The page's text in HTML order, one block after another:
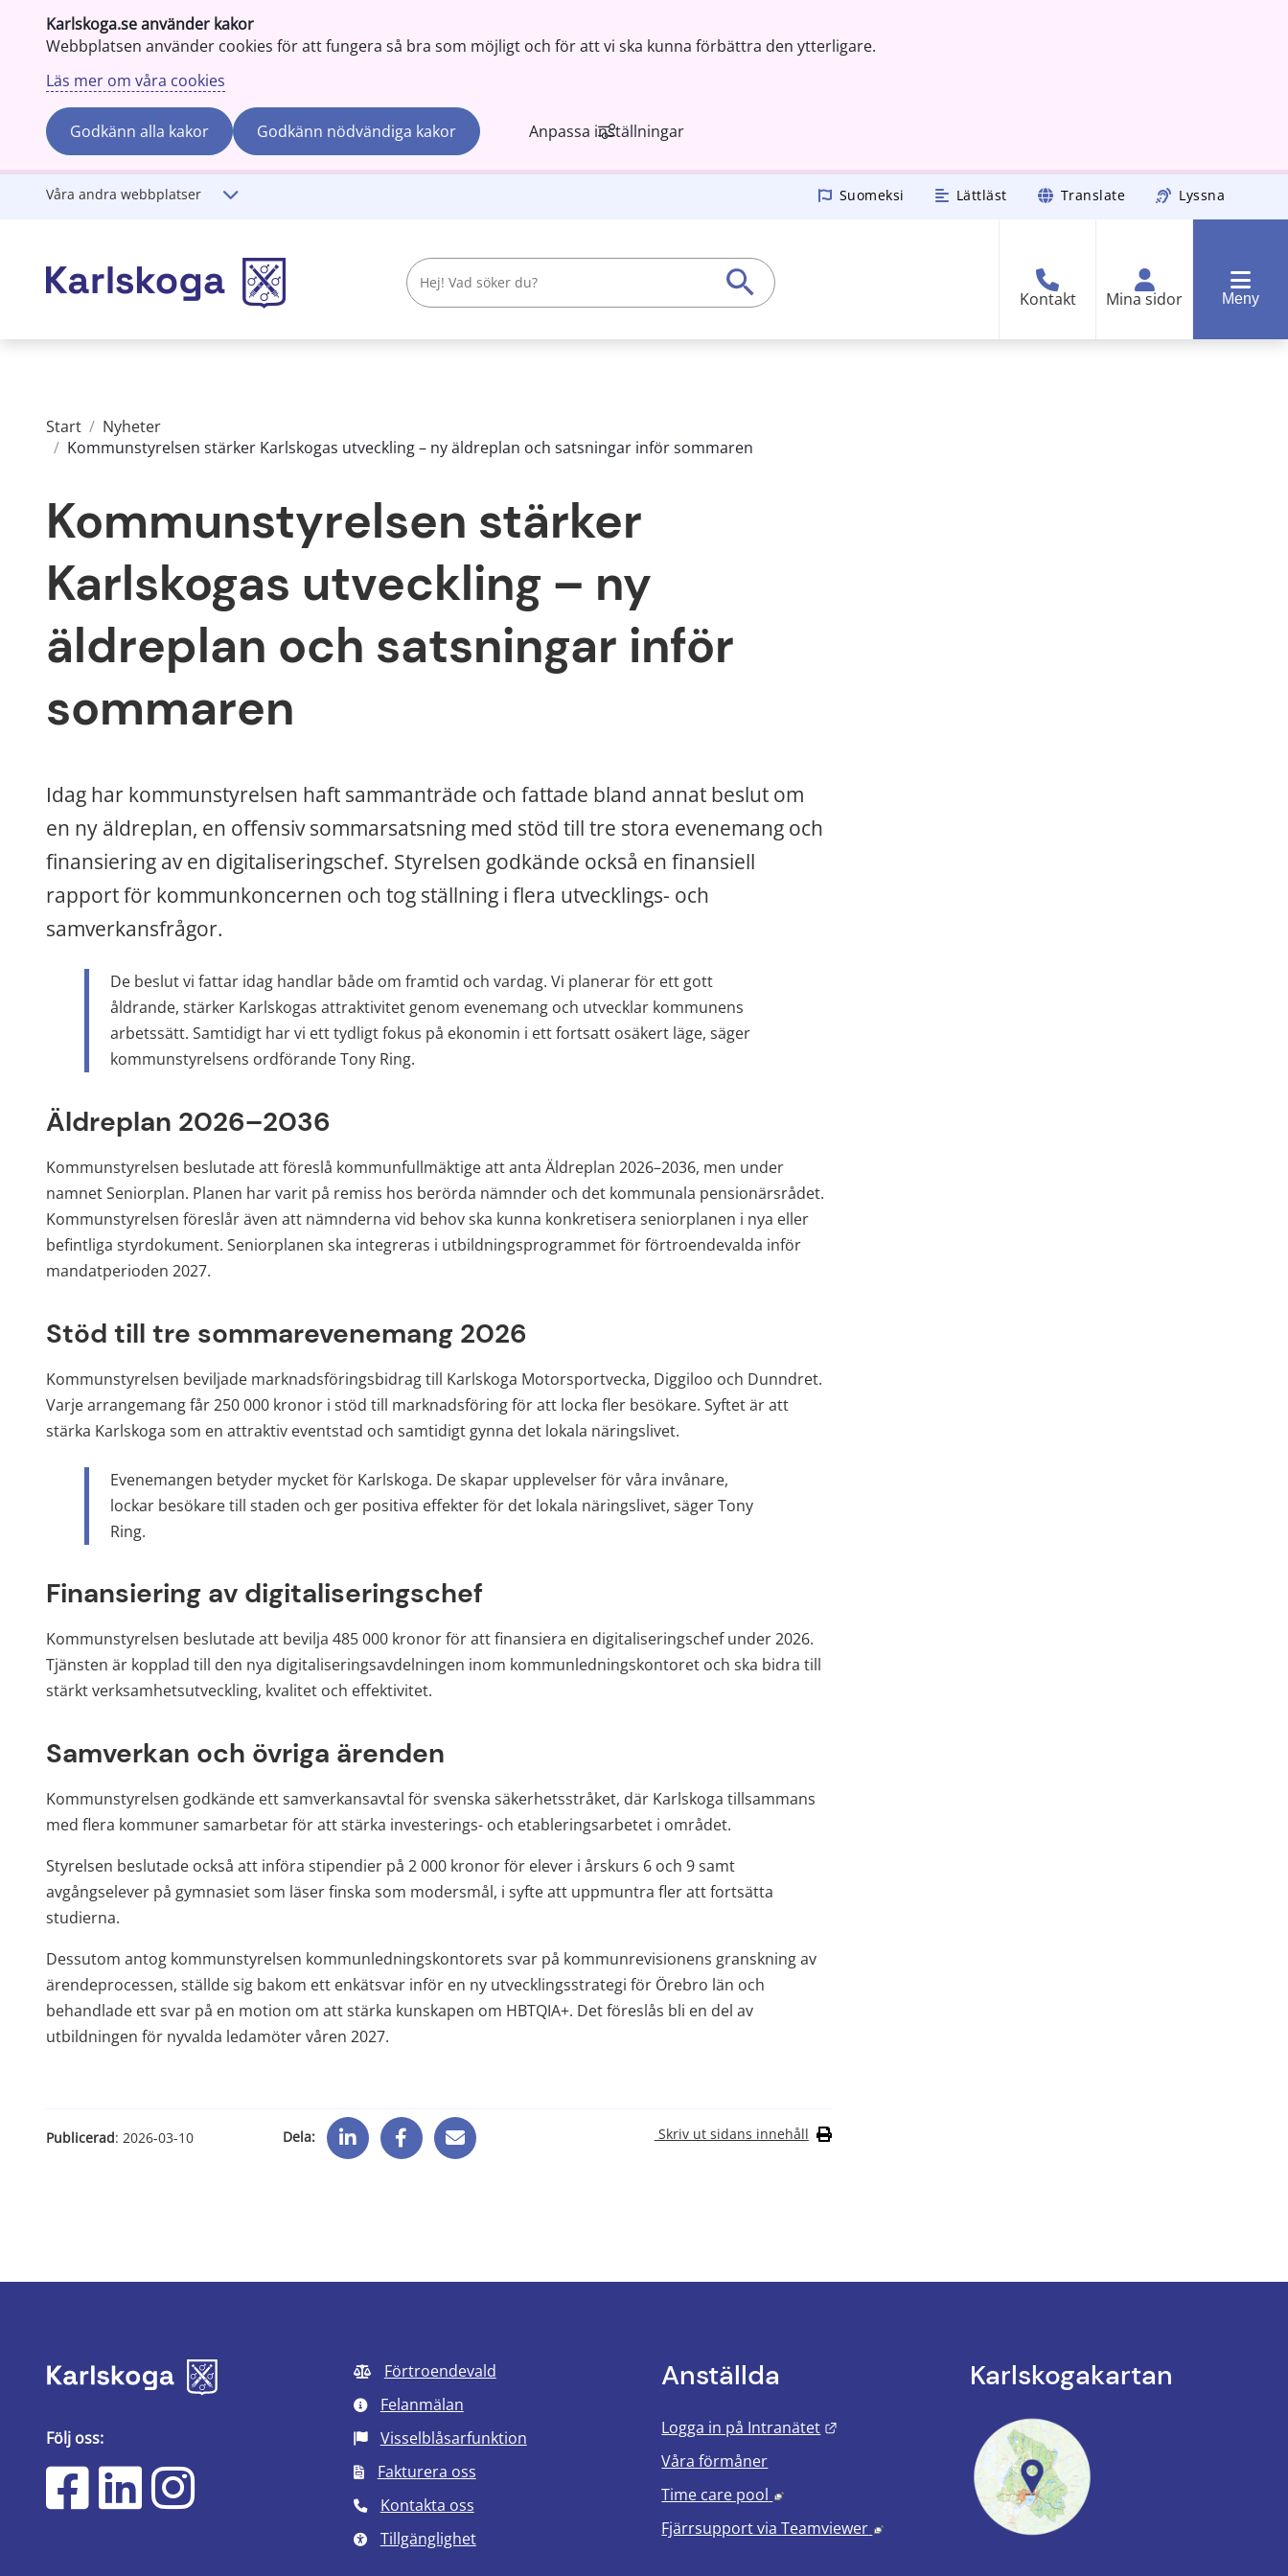
Karlskoga.se använder kakor
Webbplatsen använder cookies för att fungera så bra som möjligt och för att vi ska kunna förbättra den ytterligare.
Läs mer om våra cookies
Godkänn alla kakor Godkänn nödvändiga kakor Anpassa inställningar
Gå till innehåll
Våra andra webbplatser Suomeksi Lättläst Translate Lyssna
Kontakt Mina sidor Meny
Start / Nyheter
/ Kommunstyrelsen stärker Karlskogas utveckling – ny äldreplan och satsningar inför sommaren
Kommunstyrelsen stärker
Karlskogas utveckling – ny
äldreplan och satsningar inför
sommaren
Idag har kommunstyrelsen haft sammanträde och fattade bland annat beslut om
en ny äldreplan, en offensiv sommarsatsning med stöd till tre stora evenemang och
finansiering av en digitaliseringschef. Styrelsen godkände också en finansiell
rapport för kommunkoncernen och tog ställning i flera utvecklings- och
samverkansfrågor.
De beslut vi fattar idag handlar både om framtid och vardag. Vi planerar för ett gott
åldrande, stärker Karlskogas attraktivitet genom evenemang och utvecklar kommunens
arbetssätt. Samtidigt har vi ett tydligt fokus på ekonomin i ett fortsatt osäkert läge, säger
kommunstyrelsens ordförande Tony Ring.
Äldreplan 2026–2036
Kommunstyrelsen beslutade att föreslå kommunfullmäktige att anta Äldreplan 2026–2036, men under
namnet Seniorplan. Planen har varit på remiss hos berörda nämnder och det kommunala pensionärsrådet.
Kommunstyrelsen föreslår även att nämnderna vid behov ska kunna konkretisera seniorplanen i nya eller
befintliga styrdokument. Seniorplanen ska integreras i utbildningsprogrammet för förtroendevalda inför
mandatperioden 2027.
Stöd till tre sommarevenemang 2026
Kommunstyrelsen beviljade marknadsföringsbidrag till Karlskoga Motorsportvecka, Diggiloo och Dunndret.
Varje arrangemang får 250 000 kronor i stöd till marknadsföring för att locka fler besökare. Syftet är att
stärka Karlskoga som en attraktiv eventstad och samtidigt gynna det lokala näringslivet.
Evenemangen betyder mycket för Karlskoga. De skapar upplevelser för våra invånare,
lockar besökare till staden och ger positiva effekter för det lokala näringslivet, säger Tony
Ring.
Finansiering av digitaliseringschef
Kommunstyrelsen beslutade att bevilja 485 000 kronor för att finansiera en digitaliseringschef under 2026.
Tjänsten är kopplad till den nya digitaliseringsavdelningen inom kommunledningskontoret och ska bidra till
stärkt verksamhetsutveckling, kvalitet och effektivitet.
Samverkan och övriga ärenden
Kommunstyrelsen godkände ett samverkansavtal för svenska säkerhetsstråket, där Karlskoga tillsammans
med flera kommuner samarbetar för att stärka investerings- och etableringsarbetet i området.
Styrelsen beslutade också att införa stipendier på 2 000 kronor för elever i årskurs 6 och 9 samt
avgångselever på gymnasiet som läser finska som modersmål, i syfte att uppmuntra fler att fortsätta
studierna.
Dessutom antog kommunstyrelsen kommunledningskontorets svar på kommunrevisionens granskning av
ärendeprocessen, ställde sig bakom ett enkätsvar inför en ny utvecklingsstrategi för Örebro län och
behandlade ett svar på en motion om att stärka kunskapen om HBTQIA+. Det föreslås bli en del av
utbildningen för nyvalda ledamöter våren 2027.
Publicerad: 2026-03-10 Dela: Skriv ut sidans innehåll
Följ oss:
Förtroendevald
Felanmälan
Visselblåsarfunktion
Fakturera oss
Kontakta oss
Tillgänglighet
Anställda
Logga in på Intranätet
Länk till annan webbplats.
Våra förmåner
Time care pool
Länk till annan webbplats, öppnas i nytt fönster.
Fjärrsupport viaTeamviewer Länk till annan webbplats, öppnas i nytt fönster.
Karlskoga­kartan